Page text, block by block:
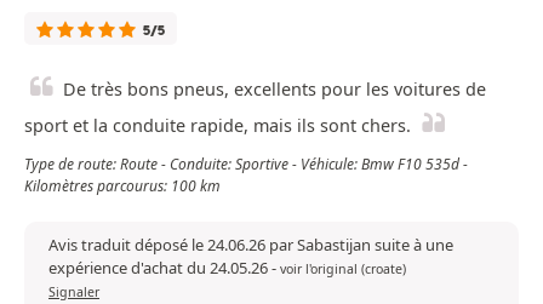
5/5
De très bons pneus, excellents pour les voitures de
sport et la conduite rapide, mais ils sont chers.
Type de route: Route - Conduite: Sportive - Véhicule: Bmw F10 535d -
Kilomètres parcourus: 100 km
Avis traduit déposé le 24.06.26 par Sabastijan suite à une
expérience d'achat du 24.05.26- voir l'original (croate)
Signaler